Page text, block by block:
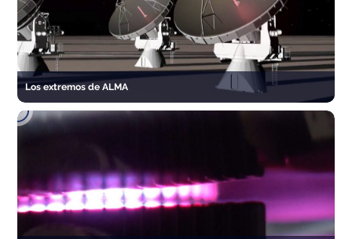
Los extremos de ALMA